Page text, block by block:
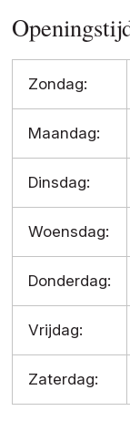
Zondag:
Maandag:
Dinsdag:
Woensdag:
Donderdag:
Vrijdag:
Zaterdag: